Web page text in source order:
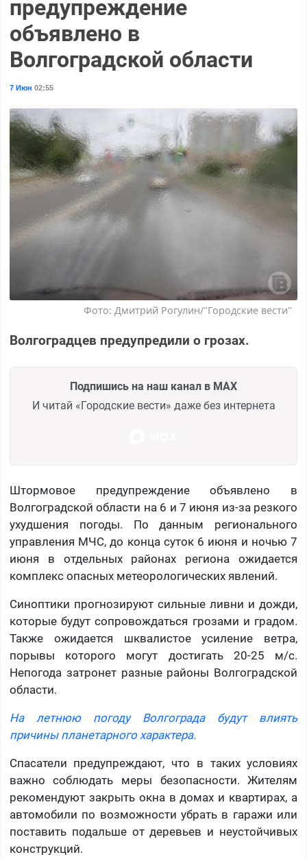
предупреждение
объявлено в
Волгоградской области
7 Июн 02:55
Фото: Дмитрий Рогулин/"Городские вести"
Волгоградцев предупредили о грозах.
Подпишись на наш канал в MAX
И читай «Городские вести» даже без интернета
Штормовое предупреждение объявлено в
Волгоградской области на 6 и 7 июня из-за резкого
ухудшения погоды. По данным регионального
управления МЧС, до конца суток 6 июня и ночью 7
июня в отдельных районах региона ожидается
комплекс опасных метеорологических явлений.
Синоптики прогнозируют сильные ливни и дожди,
которые будут сопровождаться грозами и градом.
Также ожидается шквалистое усиление ветра,
порывы которого могут достигать 20-25 м/с.
Непогода затронет разные районы Волгоградской
области.
На летнюю погоду Волгограда будут влиять
причины планетарного характера.
Спасатели предупреждают, что в таких условиях
важно соблюдать меры безопасности. Жителям
рекомендуют закрыть окна в домах и квартирах, а
автомобили по возможности убрать в гаражи или
поставить подальше от деревьев и неустойчивых
конструкций.